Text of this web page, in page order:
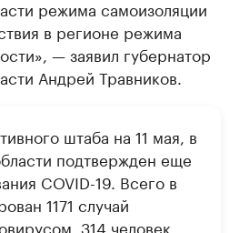
режима самоизоляции
в регионе режима
— заявил губернатор
Андрей Травников.
штаба на 11 мая, в
подтвержден еще
COVID-19. Всего в
1171 случай
314 человек